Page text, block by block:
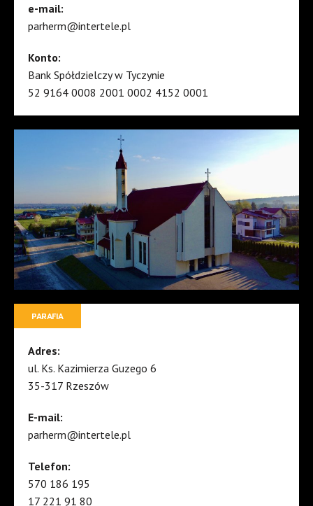
e-mail:
parherm@intertele.pl
Konto:
Bank Spółdzielczy w Tyczynie
52 9164 0008 2001 0002 4152 0001
PARAFIA
Adres:
ul. Ks. Kazimierza Guzego 6
35-317 Rzeszów
E-mail:
parherm@intertele.pl
Telefon:
570 186 195
17 221 91 80